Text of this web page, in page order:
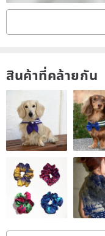
crystal full of positive
relieve sad emotions. At
effect of warding off
people around us and
also helps attract wealth
career more efficient
career luck.
—🌺 Jingyuliangyan
สินค้าที่คล้ายกัน